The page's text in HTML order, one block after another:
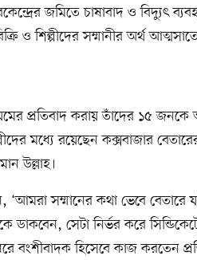
জমিতে চাষাবাদ ও বিদ্যুৎ
ও শিল্পীদের সম্মানীর অর্থ
প্রতিবাদ করায় তাঁদের ১৫ জনকে
মধ্যে রয়েছেন কক্সবাজার
উল্লাহ।
সম্মানের কথা ভেবে বেতারে
ডাকবেন, সেটা নির্ভর করে
হিসেবে কাজ করতেন